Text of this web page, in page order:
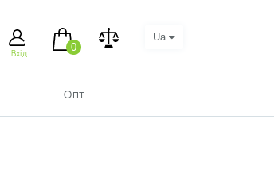
Вхід
0
Ua
Опт